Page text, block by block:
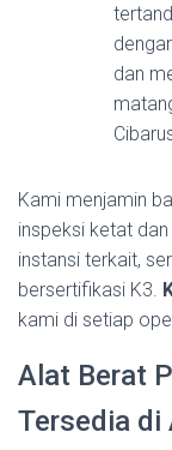
dan
Kami menjamin
inspeksi ketat
instansi terkait,
bersertifikasi K3.
kami di setiap
Alat Berat
Tersedia di